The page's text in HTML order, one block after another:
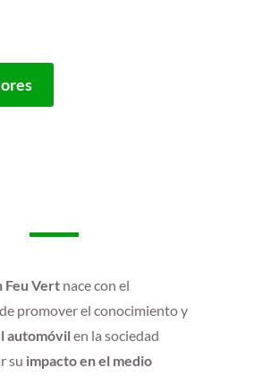
Feu Vert nace con el
promover el conocimiento y
automóvilen la sociedad
su impacto en el medio